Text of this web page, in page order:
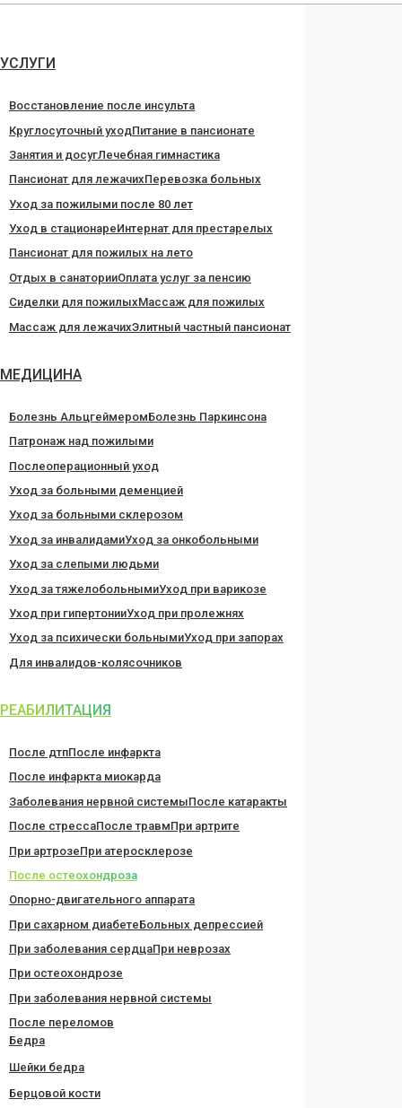
Перейти
содержанию
УСЛУГИ
Восстановление после инсульта
Круглосуточный уходПитание в пансионате
Занятия и досугЛечебная гимнастика
Пансионат для лежачихПеревозка больных
Уход за пожилыми после 80 лет
Уход в стационареИнтернат для престарелых
Пансионат для пожилых на лето
Отдых в санаторииОплата услуг за пенсию
Сиделки для пожилыхМассаж для пожилых
Массаж для лежачихЭлитный частный пансионат
МЕДИЦИНА
Болезнь АльцгеймеромБолезнь Паркинсона
Патронаж над пожилыми
Послеоперационный уход
Уход за больными деменцией
Уход за больными склерозом
Уход за инвалидамиУход за онкобольными
Уход за слепыми людьми
Уход за тяжелобольнымиУход при варикозе
Уход при гипертонииУход при пролежнях
Уход за психически больнымиУход при запорах
Для инвалидов-колясочников
РЕАБИЛИТАЦИЯ
После дтпПосле инфаркта
После инфаркта миокарда
Заболевания нервной системыПосле катаракты
После стрессаПосле травмПри артрите
При артрозеПри атеросклерозе
После остеохондроза
Опорно-двигательного аппарата
При сахарном диабетеБольных депрессией
При заболевания сердцаПри неврозах
При остеохондрозе
При заболевания нервной системы
После переломов
Бедра
Шейки бедра
Берцовой кости